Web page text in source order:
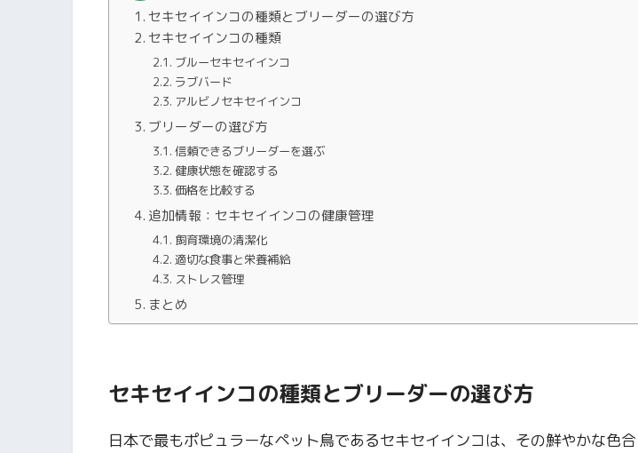
セキセイインコの種類とブリーダーの選び方
セキセイインコの種類
ブルーセキセイインコ
ラブバード
アルビノセキセイインコ
ブリーダーの選び方
信頼できるブリーダーを選ぶ
健康状態を確認する
価格を比較する
追加情報：セキセイインコの健康管理
飼育環境の清潔化
適切な食事と栄養補給
ストレス管理
まとめ
セキセイインコの種類とブリーダーの選び方
日本で最もポピュラーなペット鳥であるセキセイインコは、その鮮やかな色